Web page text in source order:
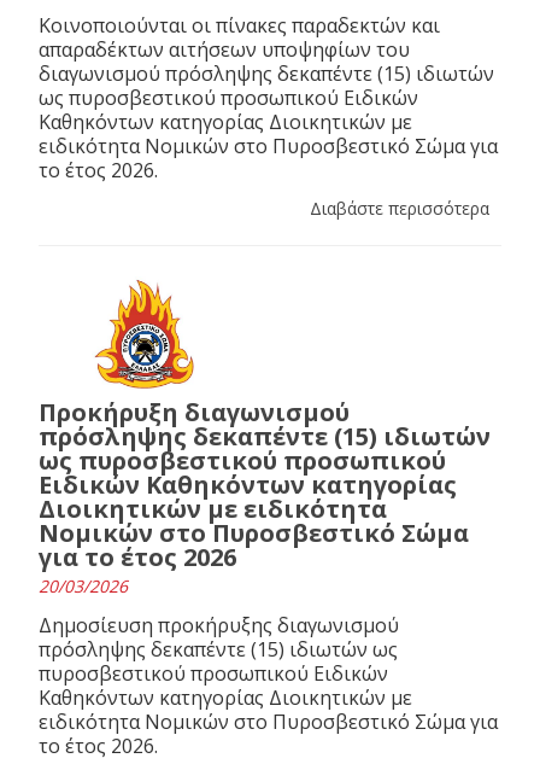
Κοινοποιούνται οι πίνακες παραδεκτών και
απαραδέκτων αιτήσεων υποψηφίων του
διαγωνισμού πρόσληψης δεκαπέντε (15) ιδιωτών
ως πυροσβεστικού προσωπικού Ειδικών
Καθηκόντων κατηγορίας Διοικητικών με
ειδικότητα Νομικών στο Πυροσβεστικό Σώμα για
το έτος 2026.
Διαβάστε περισσότερα
Προκήρυξη διαγωνισμού
πρόσληψης δεκαπέντε (15) ιδιωτών
ως πυροσβεστικού προσωπικού
Ειδικών Καθηκόντων κατηγορίας
Διοικητικών με ειδικότητα
Νομικών στο Πυροσβεστικό Σώμα
για το έτος 2026
20/03/2026
Δημοσίευση προκήρυξης διαγωνισμού
πρόσληψης δεκαπέντε (15) ιδιωτών ως
πυροσβεστικού προσωπικού Ειδικών
Καθηκόντων κατηγορίας Διοικητικών με
ειδικότητα Νομικών στο Πυροσβεστικό Σώμα για
το έτος 2026.